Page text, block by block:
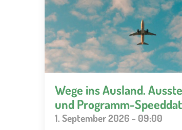
Wege ins Ausland.
und Programm-
1. September 2026 - 09:00